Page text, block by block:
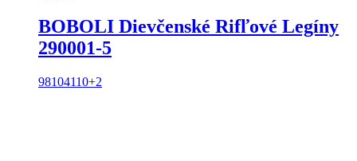
BOBOLI Dievčenské Rifľové Legíny
290001-5
98104110+2